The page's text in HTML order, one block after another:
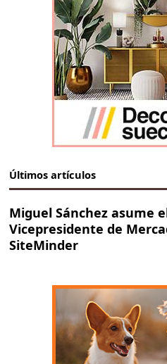
Últimos artículos
Miguel Sánchez asume
Vicepresidente de
SiteMinder